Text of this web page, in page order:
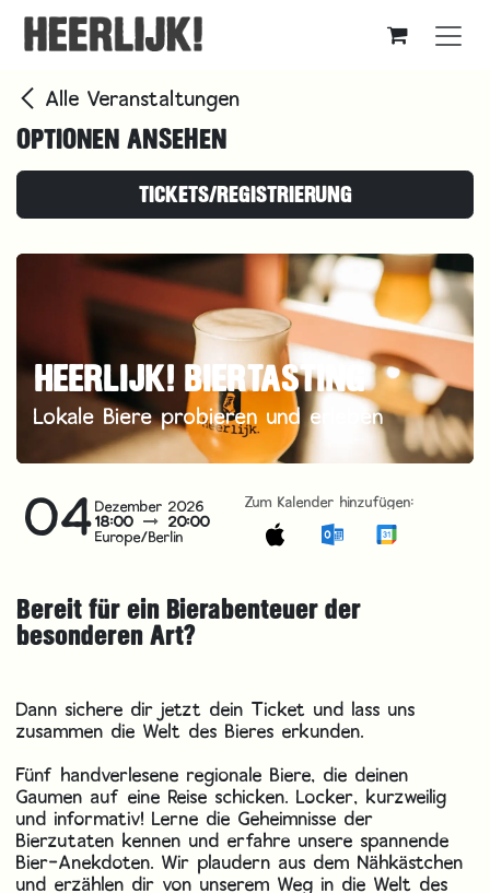
Zum Inhalt springen
Alle Veranstaltungen
OPTIONEN ANSEHEN
TICKETS/REGISTRIERUNG
HEERLIJK! BIERTASTING
Lokale Biere probieren und erleben
04Dezember 2026
18:00 20:00
Europe/Berlin
Zum Kalender hinzufügen:
Bereit für ein Bierabenteuer der
besonderen Art?
Dann sichere dir jetzt dein Ticket und lass uns
zusammen die Welt des Bieres erkunden.
Fünf handverlesene regionale Biere, die deinen
Gaumen auf eine Reise schicken. Locker, kurzweilig
und informativ! Lerne die Geheimnisse der
Bierzutaten kennen und erfahre unsere spannende
Bier-Anekdoten. Wir plaudern aus dem Nähkästchen
und erzählen dir von unserem Weg in die Welt des